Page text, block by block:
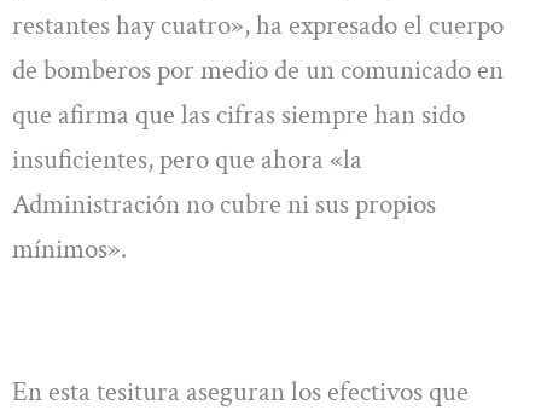
restantes hay cuatro», ha expresado el cuerpo
de bomberos por medio de un comunicado en
que afirma que las cifras siempre han sido
insuficientes, pero que ahora «la
Administración no cubre ni sus propios
mínimos».
En esta tesitura aseguran los efectivos que